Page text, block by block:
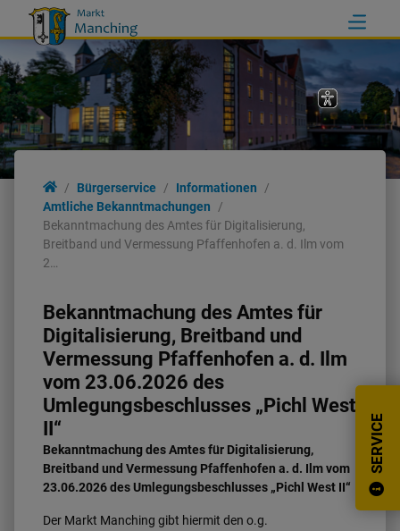
SERVICE
Bürgerservice
Informationen
Amtliche Bekanntmachungen
Bekanntmachung des Amtes für Digitalisierung,
Breitband und Vermessung Pfaffenhofen a. d. Ilm vom
2…
Bekanntmachung des Amtes für
Digitalisierung, Breitband und
Vermessung Pfaffenhofen a. d. Ilm
vom 23.06.2026 des
Umlegungsbeschlusses „Pichl West
II“
Bekanntmachung des Amtes für Digitalisierung,
Breitband und Vermessung Pfaffenhofen a. d. Ilm vom
23.06.2026 des Umlegungsbeschlusses „Pichl West II“
Der Markt Manching gibt hiermit den o.g.